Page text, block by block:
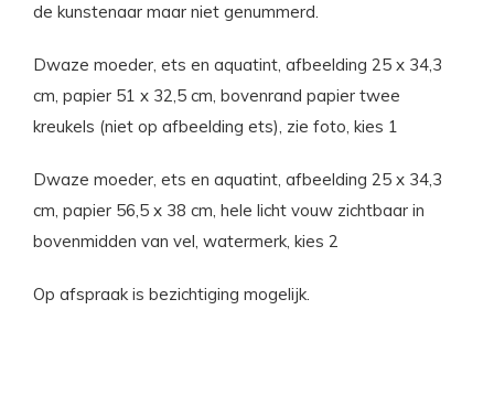
de kunstenaar maar niet genummerd.
Dwaze moeder, ets en aquatint, afbeelding 25 x 34,3
cm, papier 51 x 32,5 cm, bovenrand papier twee
kreukels (niet op afbeelding ets), zie foto, kies 1
Dwaze moeder, ets en aquatint, afbeelding 25 x 34,3
cm, papier 56,5 x 38 cm, hele licht vouw zichtbaar in
bovenmidden van vel, watermerk, kies 2
Op afspraak is bezichtiging mogelijk.